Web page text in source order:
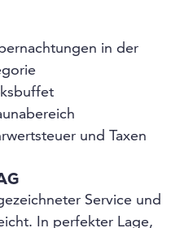
in der
und Taxen
Service und
In perfekter Lage,